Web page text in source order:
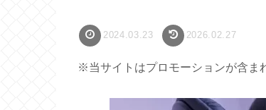
2024.03.23 2026.02.27
※当サイトはプロモーションが含ま